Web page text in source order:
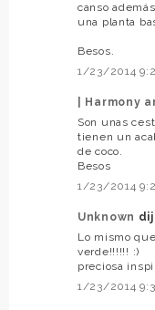
canso
una planta
Besos.
1/23/2014
| Harmony
Son unas
tienen un
de coco.
Besos
1/23/2014
Unknown
Lo mismo
verde!!!!!! :)
preciosa
1/23/2014